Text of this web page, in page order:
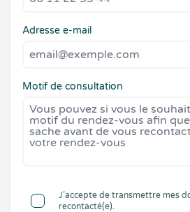
Adresse e-mail
Motif de consultation
J’accepte de transmettre mes
recontacté(e).